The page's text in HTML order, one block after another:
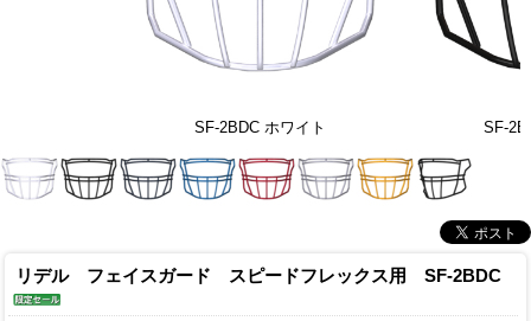
SF-2BDC ホワイト SF-
リデル フェイスガード スピードフレックス用 SF-2BDC